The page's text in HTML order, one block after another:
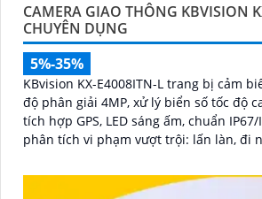
CAMERA GIAO THÔNG KBVISION
CHUYÊN DỤNG
5%-35%
KBvision KX-E4008ITN-L trang bị cảm
độ phân giải 4MP, xử lý biển số tốc độ
tích hợp GPS, LED sáng ấm, chuẩn
phân tích vi phạm vượt trội: lấn làn, đi